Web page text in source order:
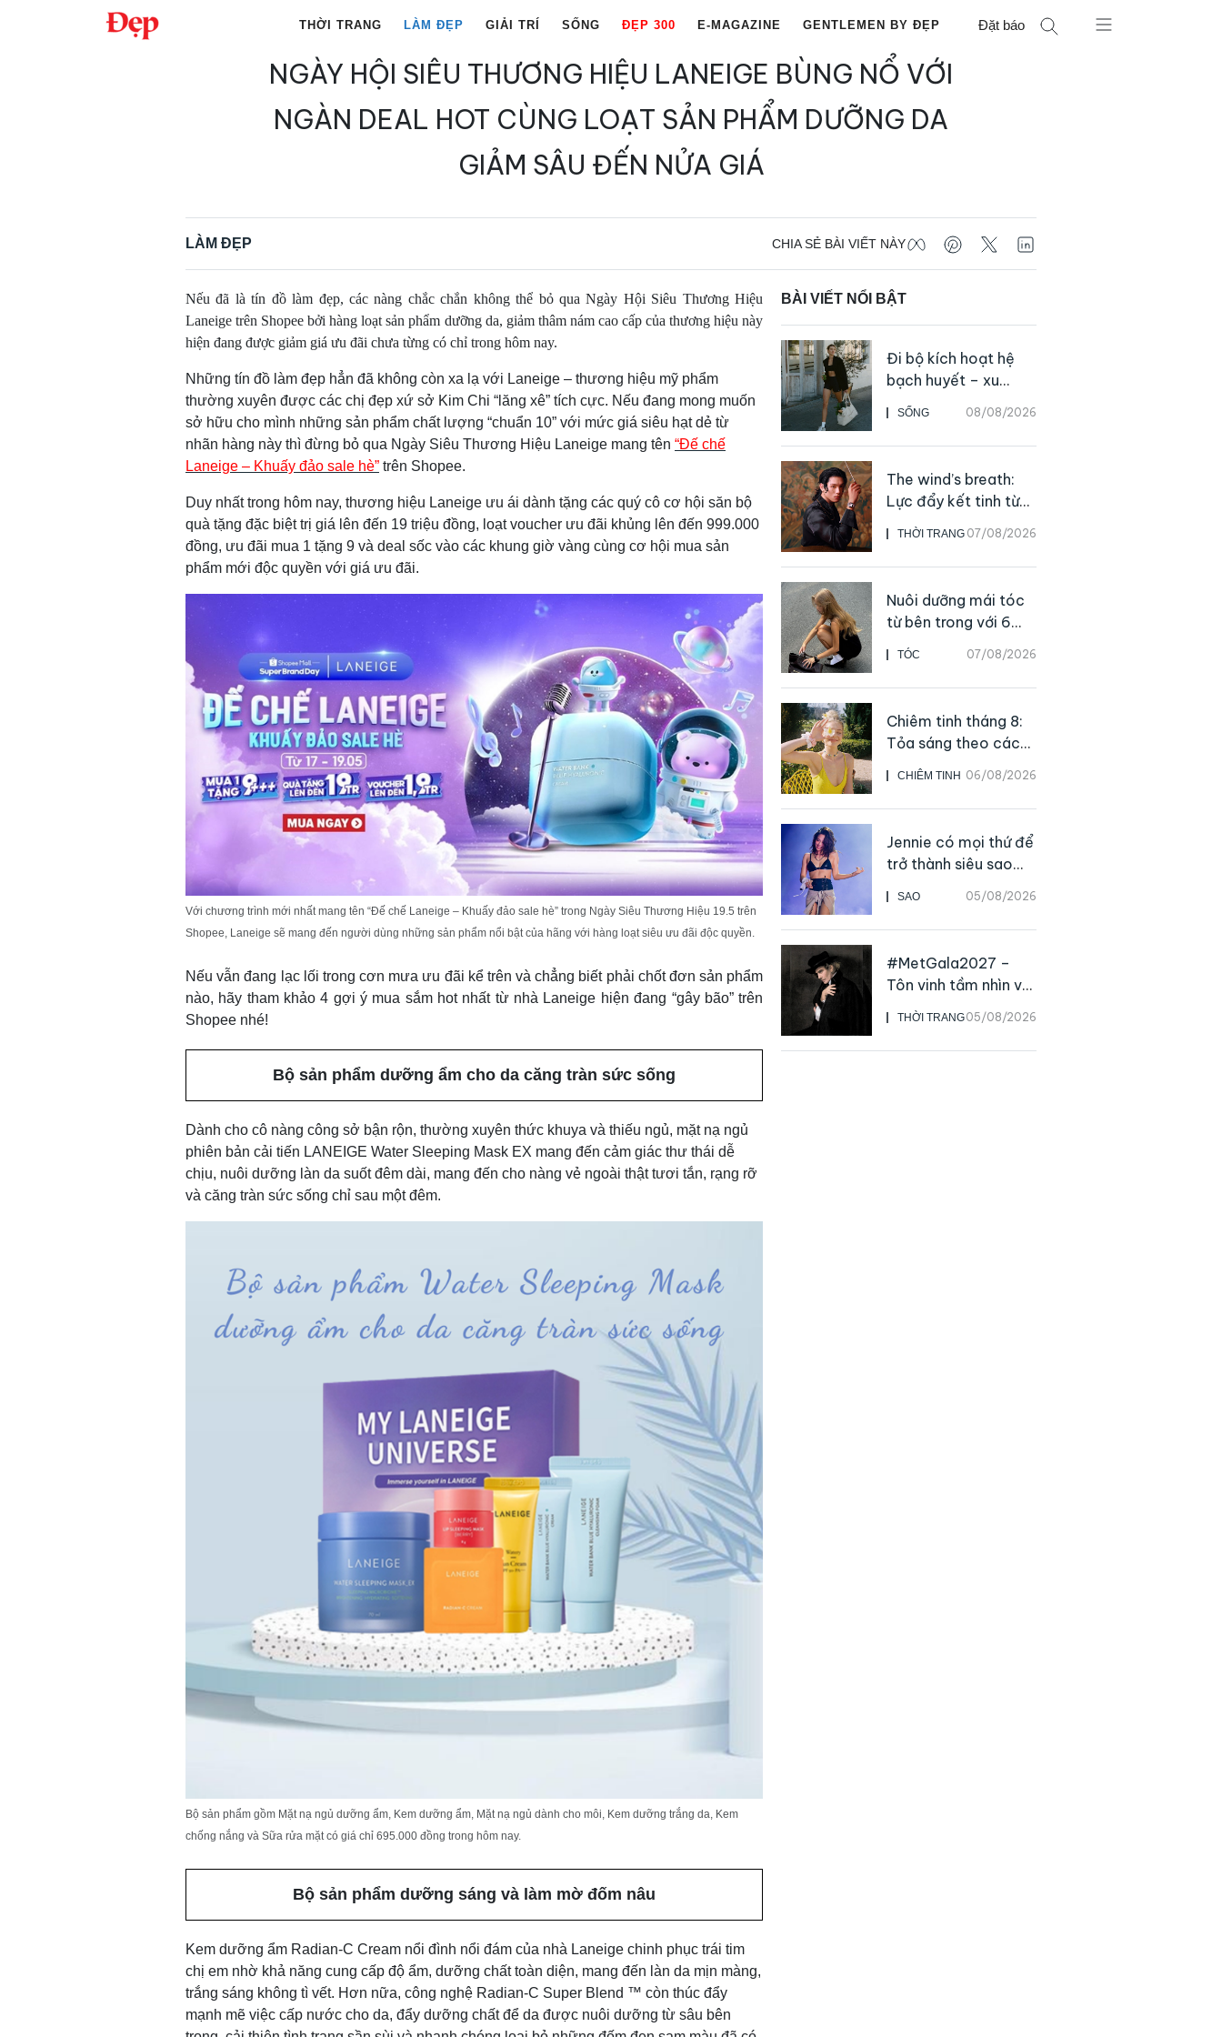
THỜI TRANG LÀM ĐẸP GIẢI TRÍ SỐNG ĐẸP 300 E-MAGAZINE GENTLEMEN BY ĐẸP Đặt báo
NGÀY HỘI SIÊU THƯƠNG HIỆU LANEIGE BÙNG NỔ VỚI
NGÀN DEAL HOT CÙNG LOẠT SẢN PHẨM DƯỠNG DA
GIẢM SÂU ĐẾN NỬA GIÁ
LÀM ĐẸP CHIA SẺ BÀI VIẾT NÀY
Nếu đã là tín đồ làm đẹp, các nàng chắc chắn không thể bỏ qua Ngày Hội Siêu Thương Hiệu
Laneige trên Shopee bởi hàng loạt sản phẩm dưỡng da, giảm thâm nám cao cấp của thương hiệu này
hiện đang được giảm giá ưu đãi chưa từng có chỉ trong hôm nay.
Những tín đồ làm đẹp hẳn đã không còn xa lạ với Laneige – thương hiệu mỹ phẩm
thường xuyên được các chị đẹp xứ sở Kim Chi “lăng xê” tích cực. Nếu đang mong muốn
sở hữu cho mình những sản phẩm chất lượng “chuẩn 10” với mức giá siêu hạt dẻ từ
nhãn hàng này thì đừng bỏ qua Ngày Siêu Thương Hiệu Laneige mang tên “Đế chế
Laneige – Khuấy đảo sale hè” trên Shopee.
Duy nhất trong hôm nay, thương hiệu Laneige ưu ái dành tặng các quý cô cơ hội săn bộ
quà tặng đặc biệt trị giá lên đến 19 triệu đồng, loạt voucher ưu đãi khủng lên đến 999.000
đồng, ưu đãi mua 1 tặng 9 và deal sốc vào các khung giờ vàng cùng cơ hội mua sản
phẩm mới độc quyền với giá ưu đãi.
Với chương trình mới nhất mang tên “Đế chế Laneige – Khuấy đảo sale hè” trong Ngày Siêu Thương Hiệu 19.5 trên
Shopee, Laneige sẽ mang đến người dùng những sản phẩm nổi bật của hãng với hàng loạt siêu ưu đãi độc quyền.
Nếu vẫn đang lạc lối trong cơn mưa ưu đãi kể trên và chẳng biết phải chốt đơn sản phẩm
nào, hãy tham khảo 4 gợi ý mua sắm hot nhất từ nhà Laneige hiện đang “gây bão” trên
Shopee nhé!
Bộ sản phẩm dưỡng ẩm cho da căng tràn sức sống
Dành cho cô nàng công sở bận rộn, thường xuyên thức khuya và thiếu ngủ, mặt nạ ngủ
phiên bản cải tiến LANEIGE Water Sleeping Mask EX mang đến cảm giác thư thái dễ
chịu, nuôi dưỡng làn da suốt đêm dài, mang đến cho nàng vẻ ngoài thật tươi tắn, rạng rỡ
và căng tràn sức sống chỉ sau một đêm.
Bộ sản phẩm gồm Mặt nạ ngủ dưỡng ẩm, Kem dưỡng ẩm, Mặt nạ ngủ dành cho môi, Kem dưỡng trắng da, Kem
chống nắng và Sữa rửa mặt có giá chỉ 695.000 đồng trong hôm nay.
Bộ sản phẩm dưỡng sáng và làm mờ đốm nâu
Kem dưỡng ẩm Radian-C Cream nổi đình nổi đám của nhà Laneige chinh phục trái tim
chị em nhờ khả năng cung cấp độ ẩm, dưỡng chất toàn diện, mang đến làn da mịn màng,
trắng sáng không tì vết. Hơn nữa, công nghệ Radian-C Super Blend ™ còn thúc đẩy
mạnh mẽ việc cấp nước cho da, đẩy dưỡng chất để da được nuôi dưỡng từ sâu bên
BÀI VIẾT NỔI BẬT
SỐNG 08/08/2026
Đi bộ kích hoạt hệ
bạch huyết – xu
hướng tập luyện đơn
giản ai cũng có thể
bắt đầu
THỜI TRANG 07/08/2026
The wind’s breath:
Lực đẩy kết tinh từ
sự kiên định
TÓC 07/08/2026
Nuôi dưỡng mái tóc
từ bên trong với 6
thực phẩm giàu
dưỡng chất
CHIÊM TINH 06/08/2026
Chiêm tinh tháng 8:
Tỏa sáng theo cách
của chính mình
SAO 05/08/2026
Jennie có mọi thứ để
trở thành siêu sao
live
THỜI TRANG05/08/2026
#MetGala2027 –
Tôn vinh tầm nhìn và
sức ảnh hưởng sâu
rộng của NTK John
Galliano